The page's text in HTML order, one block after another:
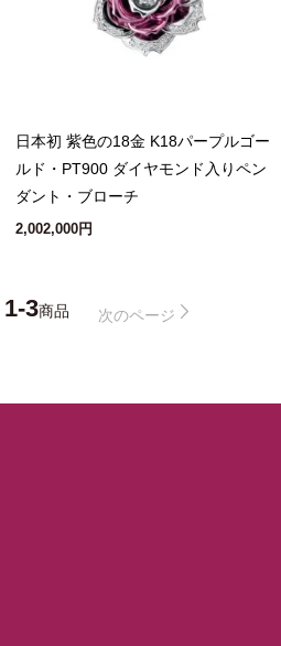
日本初 紫色の18金 K18パープルゴー
ルド・PT900 ダイヤモンド入りペン
ダント・ブローチ
2,002,000円
1-3商品 次のページ